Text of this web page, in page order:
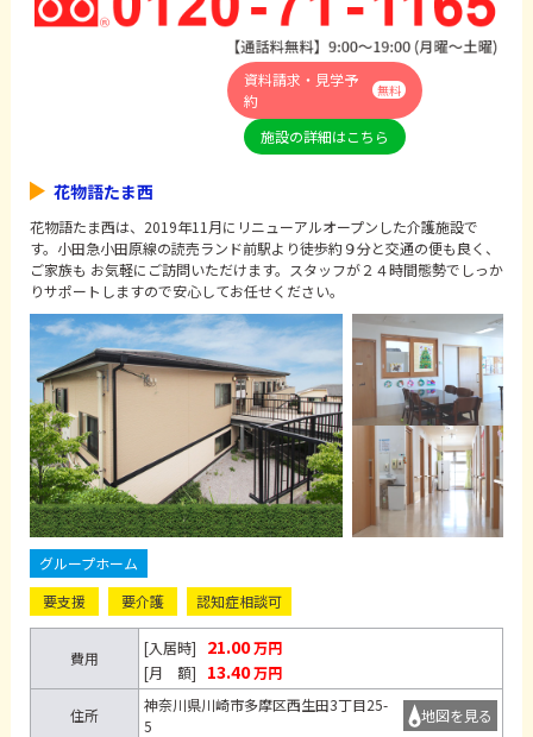
資料請求・見学予
約
無料
施設の詳細はこちら
花物語たま西
花物語たま西は、2019年11月にリニューアルオープンした介護施設で
す。小田急小田原線の読売ランド前駅より徒歩約９分と交通の便も良く、
ご家族も お気軽にご訪問いただけます。スタッフが２４時間態勢でしっか
りサポートしますので安心してお任せください。
グループホーム
要支援
要介護 認知症相談可
費用
[入居時] 21.00万円
[月 額]
13.40万円
住所
神奈川県川崎市多摩区西生田3丁目25-
5
地図を見る